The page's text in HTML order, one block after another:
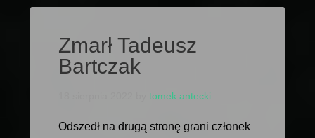
Zmarł Tadeusz
Bartczak
tomek antecki
Odszedł na drugą stronę grani członek